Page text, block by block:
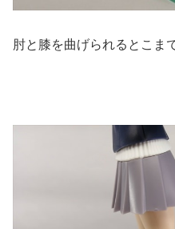
肘と膝を曲げられるとこま